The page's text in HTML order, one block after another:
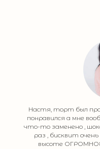
Настя, торт был
понравился а мне
что-то заменено ,
раз , бисквит
высоте